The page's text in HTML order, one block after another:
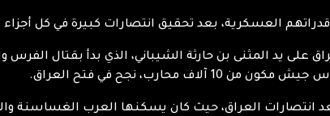
العسكرية، بعد تحقيق انتصارات كبيرة في كل أجزاء
على يد المثنى بن حارثة الشيباني، الذي بدأ بقتال
آلاف محارب، نجح في فتح العراق.
انتصارات العراق، حيث كان يسكنها العرب الغساسنة